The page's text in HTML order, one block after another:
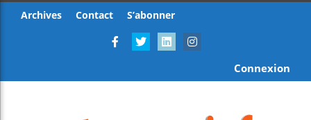
Archives Contact S’abonner
Connexion